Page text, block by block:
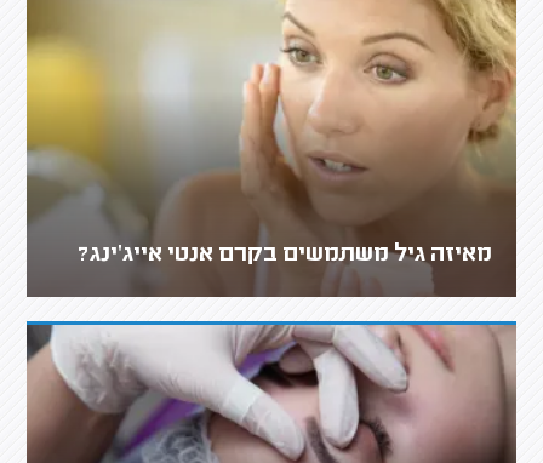
מאיזה גיל משתמשים בקרם אנטי אייג'ינג?